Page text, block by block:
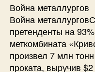
Война металлургов
Война
претенденты на
меткомбината
произвел 7 млн
проката, выручив